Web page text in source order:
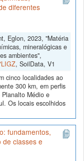
diferentes
Eglon, 2023, "Matéria
mineralógicas e
ambientes",
, SoilData, V1
cinco localidades ao
300 km, em perfis
Médio e
Os locais escolhidos
fundamentos,
classes e